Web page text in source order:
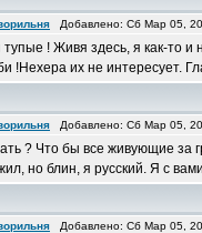
Добавлено: Сб Мар 05,
! Живя здесь, я как-то и
!Нехера их не интересует.
Добавлено: Сб Мар 05,
? Что бы все живующие за
но блин, я русский. Я с
Добавлено: Сб Мар 05,